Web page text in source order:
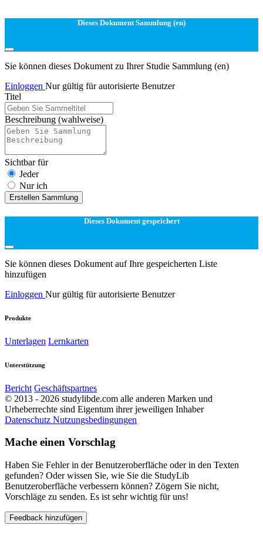
Dieses Dokument Sammlung (en)
Sie können dieses Dokument zu Ihrer Studie Sammlung (en)
Einloggen Nur gültig für autorisierte Benutzer
Titel
Beschreibung (wahlweise)
Sichtbar für
Jeder
Nur ich
Erstellen Sammlung
Dieses Dokument gespeichert
Sie können dieses Dokument auf Ihre gespeicherten Liste
hinzufügen
Einloggen Nur gültig für autorisierte Benutzer
Produkte
Unterlagen Lernkarten
Unterstützung
Bericht Geschäftspartnes
© 2013 - 2026 studylibde.com alle anderen Marken und
Urheberrechte sind Eigentum ihrer jeweiligen Inhaber
Datenschutz Nutzungsbedingungen
Mache einen Vorschlag
Haben Sie Fehler in der Benutzeroberfläche oder in den Texten
gefunden? Oder wissen Sie, wie Sie die StudyLib
Benutzeroberfläche verbessern können? Zögern Sie nicht,
Vorschläge zu senden. Es ist sehr wichtig für uns!
Feedback hinzufügen